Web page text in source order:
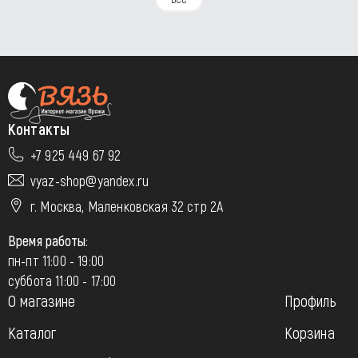
Контакты
+7 925 449 67 92
vyaz-shop@yandex.ru
г. Москва, Маленковская 32 стр 2А
Время работы:
пн-пт 11:00 - 19:00
суббота 11:00 - 17:00
О магазине
Каталог
Профиль
Корзина